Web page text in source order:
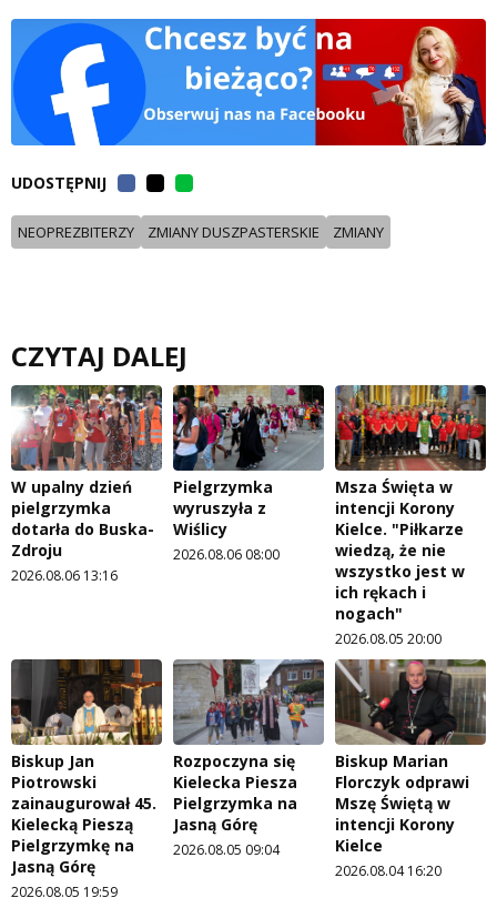
UDOSTĘPNIJ
NEOPREZBITERZY ZMIANY DUSZPASTERSKIE ZMIANY
CZYTAJ DALEJ
W upalny dzień
pielgrzymka
dotarła do Buska-
Zdroju
2026.08.06 13:16
Pielgrzymka
wyruszyła z
Wiślicy
2026.08.06 08:00
Msza Święta w
intencji Korony
Kielce. "Piłkarze
wiedzą, że nie
wszystko jest w
ich rękach i
nogach"
2026.08.05 20:00
Biskup Jan
Piotrowski
zainaugurował 45.
Kielecką Pieszą
Pielgrzymkę na
Jasną Górę
2026.08.05 19:59
Rozpoczyna się
Kielecka Piesza
Pielgrzymka na
Jasną Górę
2026.08.05 09:04
Biskup Marian
Florczyk odprawi
Mszę Świętą w
intencji Korony
Kielce
2026.08.04 16:20